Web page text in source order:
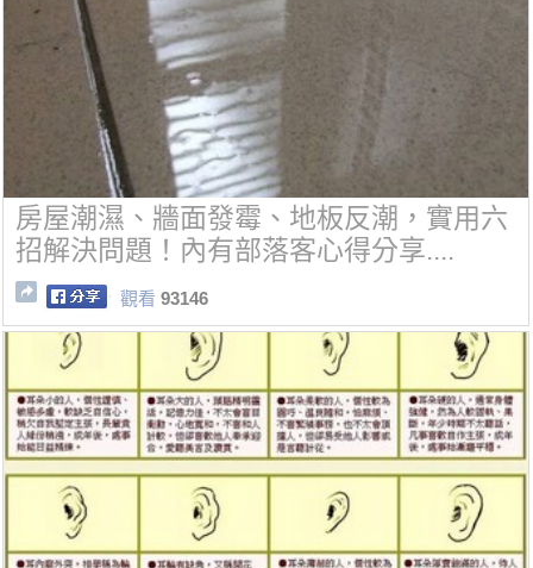
房屋潮濕、牆面發霉、地板反潮，實用六
招解決問題！內有部落客心得分享....
觀看 93146